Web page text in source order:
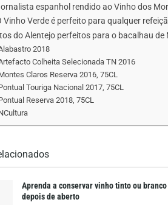
espanhol rendido ao Vinho dos
Vinho Verde é perfeito para qualquer
do Alentejo perfeitos para o bacalhau de
2018
Colheita Selecionada TN 2016
Claros Reserva 2016, 75CL
Touriga Nacional 2017, 75CL
Reserva 2018, 75CL
Aprenda a conservar vinho tinto ou branco
depois de aberto